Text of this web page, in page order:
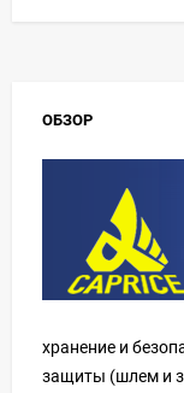
ОБЗОР
хранение и
защиты (шлем и